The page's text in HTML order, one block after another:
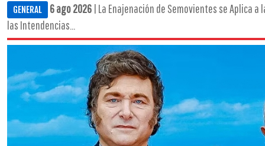
GENERAL 6 ago 2026 | La Enajenación de Semovientes se Aplica
las Intendencias...